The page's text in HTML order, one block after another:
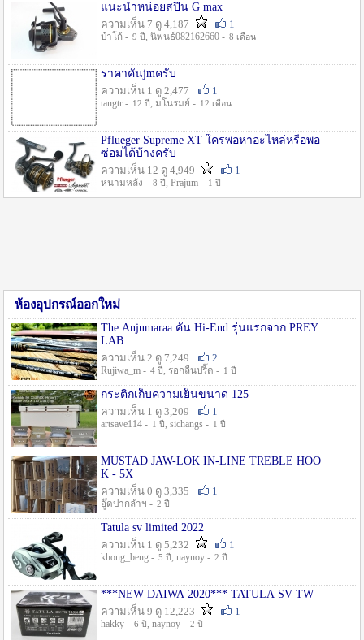
แนะนำหน่อยสปิน G max
ความเห็น 7 ดู 4,187
1
ป๋าโก้ - 9 ปี , นิพนธ์082162660 - 8 เดือน
ราคาคันjmครับ
ความเห็น 1 ดู 2,477
1
tangtr - 12 ปี , มโนรมย์ - 12 เดือน
Pflueger Supreme XT ใครพอหาอะไหล่หรือพอ
ซ่อมได้บ้างครับ
ความเห็น 12 ดู 4,949
1
หนามหลัง - 8 ปี , Prajum - 1 ปี
ห้องอุปกรณ์ออกใหม่
The Anjumaraa คัน Hi-End รุ่นแรกจาก PREY
LAB
ความเห็น 2 ดู 7,249
2
Rujiwa_m - 4 ปี , รอกลื่นปรื๊ด - 1 ปี
กระติกเก็บความเย็นขนาด 125
ความเห็น 1 ดู 3,209
1
artsave114 - 1 ปี , sichangs - 1 ปี
MUSTAD JAW-LOK IN-LINE TREBLE HOO
K - 5X
ความเห็น 0 ดู 3,335
1
อู๊ดปากลำฯ - 2 ปี
Tatula sv limited 2022
ความเห็น 1 ดู 5,232
1
khong_beng - 5 ปี , naynoy - 2 ปี
***NEW DAIWA 2020*** TATULA SV TW
ความเห็น 9 ดู 12,223
1
hakky - 6 ปี , naynoy - 2 ปี